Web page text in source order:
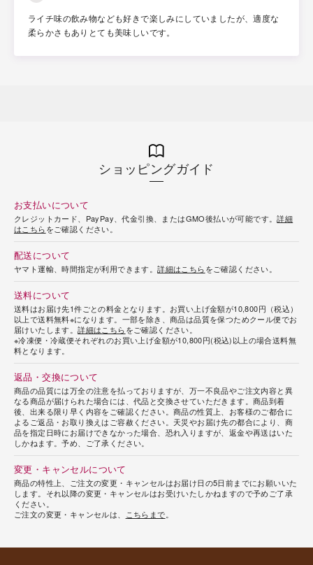
ライチ味の飲み物なども好きで楽しみにしていましたが、適度な
柔らかさもありとても美味しいです。
ショッピングガイド
お支払いについて
クレジットカード、PayPay、代金引換、またはGMO後払いが可能です。詳細
はこちらをご確認ください。
配送について
ヤマト運輸、時間指定が利用できます。詳細はこちらをご確認ください。
送料について
送料はお届け先1件ごとの料金となります。お買い上げ金額が10,800円（税込）
以上で送料無料※になります。一部を除き、商品は品質を保つためクール便でお
届けいたします。詳細はこちらをご確認ください。
※冷凍便・冷蔵便それぞれのお買い上げ金額が10,800円(税込)以上の場合送料無
料となります。
返品・交換について
商品の品質には万全の注意を払っておりますが、万一不良品やご注文内容と異
なる商品が届けられた場合には、代品と交換させていただきます。商品到着
後、出来る限り早く内容をご確認ください。商品の性質上、お客様のご都合に
よるご返品・お取り換えはご容赦ください。天災やお届け先の都合により、商
品を指定日時にお届けできなかった場合、恐れ入りますが、返金や再送はいた
しかねます。予め、ご了承ください。
変更・キャンセルについて
商品の特性上、ご注文の変更・キャンセルはお届け日の5日前までにお願いいた
します。それ以降の変更・キャンセルはお受けいたしかねますので予めご了承
ください。
ご注文の変更・キャンセルは、
こちらまで